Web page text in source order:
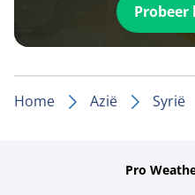
Home Azië Syrië
Pro